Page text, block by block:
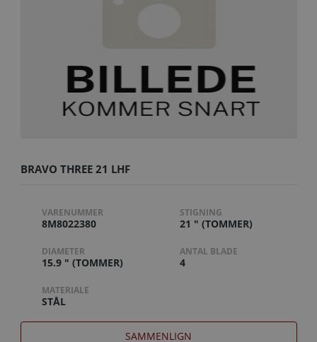
BRAVO THREE 21 LHF
VARENUMMER
8M8022380
STIGNING
21 " (TOMMER)
DIAMETER
15.9 " (TOMMER)
ANTAL BLADE
4
MATERIALE
STÅL
SAMMENLIGN